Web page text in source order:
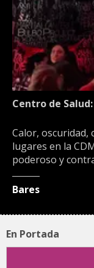
Centro de
Calor, oscuridad,
lugares en la
poderoso y
Bares
En Portada